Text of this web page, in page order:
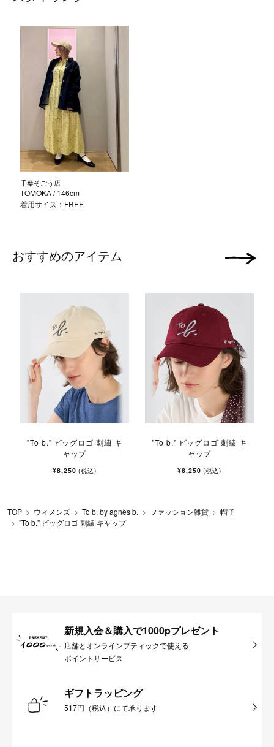
千葉そごう店
TOMOKA/ 146cm
着用サイズ：FREE
おすすめのアイテム
"To b." ビッグロゴ 刺繍 キ
ャップ
¥8,250(税込)
"To b." ビッグロゴ 刺繍 キ
ャップ
¥8,250(税込)
次の画像
TOP ウィメンズ To b. by agnès b. ファッション雑貨
帽子
"To b." ビッグロゴ 刺繍 キャップ
新規入会＆購入で1000pプレゼント
店舗とオンラインブティックで使える
ポイントサービス
ギフトラッピング
517円（税込）にて承ります